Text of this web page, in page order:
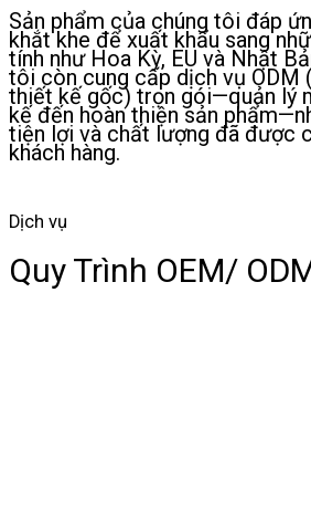
Sản phẩm của chúng tôi đáp
khắt khe để xuất khẩu sang
tính như Hoa Kỳ, EU và Nhật
tôi còn cung cấp dịch vụ ODM
thiết kế gốc) trọn gói—quản lý
kế đến hoàn thiện sản
tiện lợi và chất lượng đã được
khách hàng.
Dịch vụ
Quy Trình OEM/